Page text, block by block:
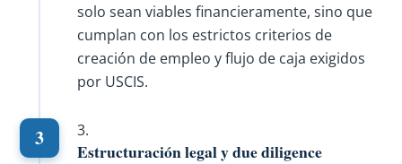
solo sean viables financieramente, sino que
cumplan con los estrictos criterios de
creación de empleo y flujo de caja exigidos
por USCIS.
Estructuración legal y due diligence